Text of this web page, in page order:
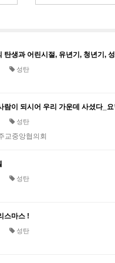
탄생과 어린시절, 유년기, 청년기, 성
성탄
람이 되시어 우리 가운데 사셨다_
성탄
교중앙협의회
성탄
스마스 !
성탄